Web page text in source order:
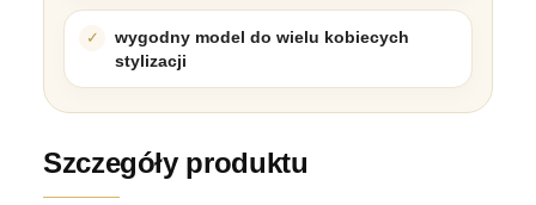
wygodny model do wielu kobiecych
stylizacji
Szczegóły produktu